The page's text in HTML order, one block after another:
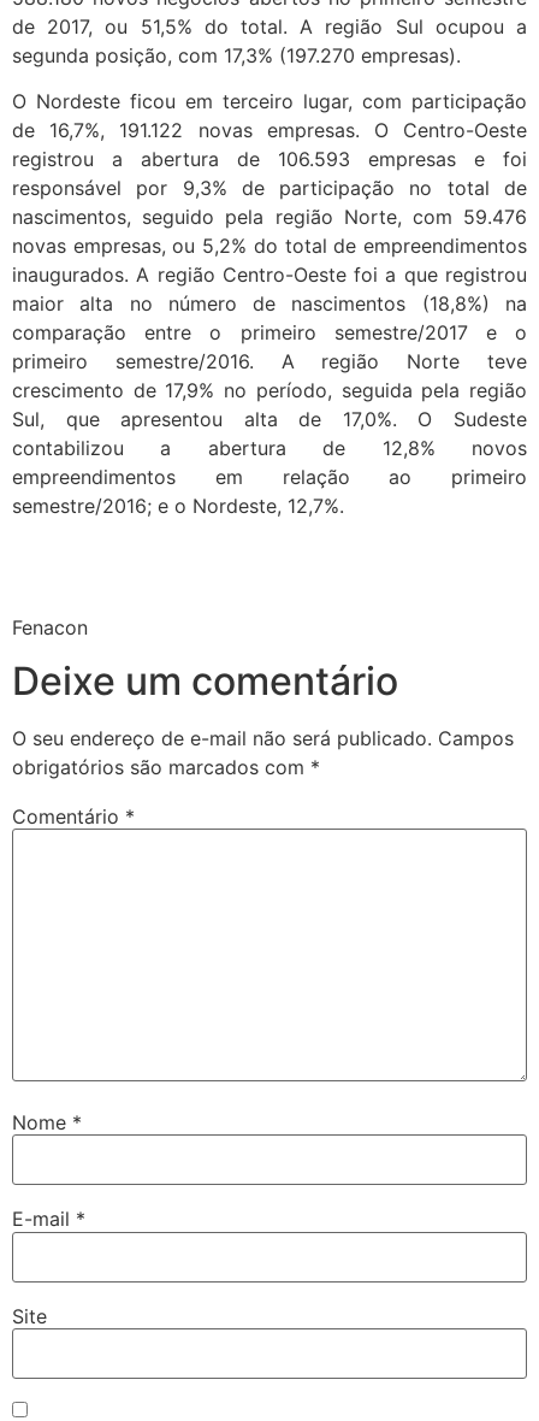
de 2017, ou 51,5% do total. A região Sul ocupou a
segunda posição, com 17,3% (197.270 empresas).
O Nordeste ficou em terceiro lugar, com participação
de 16,7%, 191.122 novas empresas. O Centro-Oeste
registrou a abertura de 106.593 empresas e foi
responsável por 9,3% de participação no total de
nascimentos, seguido pela região Norte, com 59.476
novas empresas, ou 5,2% do total de empreendimentos
inaugurados. A região Centro-Oeste foi a que registrou
maior alta no número de nascimentos (18,8%) na
comparação entre o primeiro semestre/2017 e o
primeiro semestre/2016. A região Norte teve
crescimento de 17,9% no período, seguida pela região
Sul, que apresentou alta de 17,0%. O Sudeste
contabilizou a abertura de 12,8% novos
empreendimentos em relação ao primeiro
semestre/2016; e o Nordeste, 12,7%.
Fenacon
Deixe um comentário
O seu endereço de e-mail não será publicado. Campos
obrigatórios são marcados com *
Comentário *
Nome *
E-mail *
Site